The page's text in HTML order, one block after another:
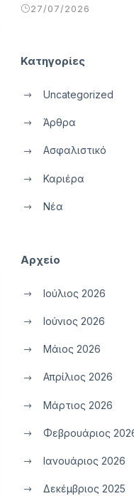
27/07/2026
Κατηγορίες
Uncategorized
Άρθρα
Ασφαλιστικό
Καριέρα
Νέα
Αρχείο
Ιούλιος 2026
Ιούνιος 2026
Μάιος 2026
Απρίλιος 2026
Μάρτιος 2026
Φεβρουάριος
Ιανουάριος 2026
Δεκέμβριος 2025